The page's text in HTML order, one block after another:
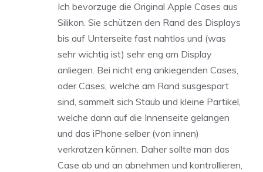
Ich bevorzuge die Original Apple Cases aus
Silikon. Sie schützen den Rand des Displays
bis auf Unterseite fast nahtlos und (was
sehr wichtig ist) sehr eng am Display
anliegen. Bei nicht eng ankiegenden Cases,
oder Cases, welche am Rand susgespart
sind, sammelt sich Staub und kleine Partikel,
welche dann auf die Innenseite gelangen
und das iPhone selber (von innen)
verkratzen können. Daher sollte man das
Case ab und an abnehmen und kontrollieren,